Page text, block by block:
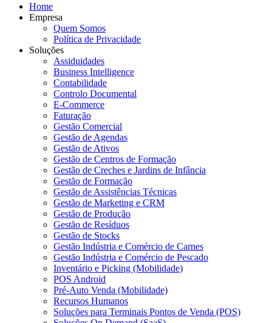
Home
Empresa
Quem Somos
Política de Privacidade
Soluções
Assiduidades
Business Intelligence
Contabilidade
Controlo Documental
E-Commerce
Faturação
Gestão Comercial
Gestão de Agendas
Gestão de Ativos
Gestão de Centros de Formação
Gestão de Creches e Jardins de Infância
Gestão de Formação
Gestão de Assistências Técnicas
Gestão de Marketing e CRM
Gestão de Produção
Gestão de Resíduos
Gestão de Stocks
Gestão Indústria e Comércio de Carnes
Gestão Indústria e Comércio de Pescado
Inventário e Picking (Mobilidade)
POS Android
Pré-Auto Venda (Mobilidade)
Recursos Humanos
Soluções para Terminais Pontos de Venda (POS)